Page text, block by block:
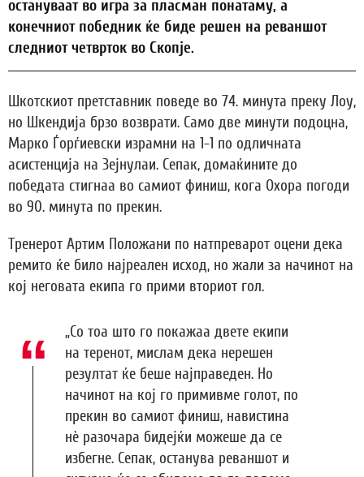
остануваат во игра за пласман понатаму, а
конечниот победник ќе биде решен на реваншот
следниот четврток во Скопје.
Шкотскиот претставник поведе во 74. минута преку Лоу,
но Шкендија брзо возврати. Само две минути подоцна,
Марко Ѓорѓиевски израмни на 1-1 по одличната
асистенција на Зејнулаи. Сепак, домаќините до
победата стигнаа во самиот финиш, кога Охора погоди
во 90. минута по прекин.
Тренерот Артим Положани по натпреварот оцени дека
ремито ќе било најреален исход, но жали за начинот на
кој неговата екипа го прими вториот гол.
„Со тоа што го покажаа двете екипи
на теренот, мислам дека нерешен
резултат ќе беше најправеден. Но
начинот на кој го примивме голот, по
прекин во самиот финиш, навистина
нè разочара бидејќи можеше да се
избегне. Сепак, останува реваншот и